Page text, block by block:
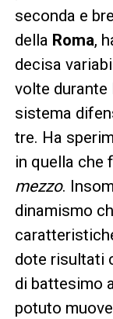
seconda e
della Roma,
decisa
volte durante
sistema
tre. Ha
in quella che
mezzo.
dinamismo
dote risultati
di battesimo
potuto